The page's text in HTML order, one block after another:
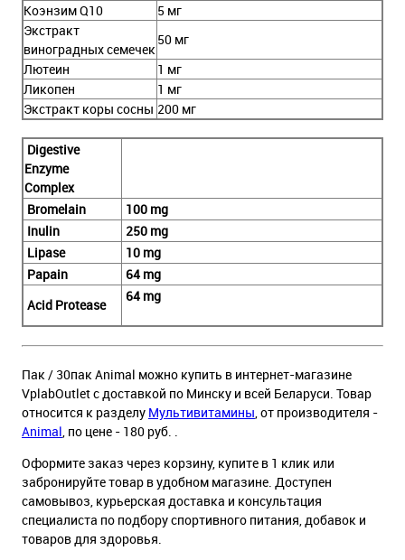
Коэнзим Q10
5 мг
Экстракт
виноградных семечек
50 мг
Лютеин
1 мг
Ликопен
1 мг
Экстракт коры сосны 200 мг
Digestive
Enzyme
Complex
Bromelain
100 mg
Inulin
250 mg
Lipase
10 mg
Papain
64 mg
Acid Protease
64 mg
Пак / 30пак Animal можно купить в интернет-магазине
VplabOutlet с доставкой по Минску и всей Беларуси. Товар
относится к разделу Мультивитамины , от производителя -
Animal , по цене - 180 руб. .
Оформите заказ через корзину, купите в 1 клик или
забронируйте товар в удобном магазине. Доступен
самовывоз, курьерская доставка и консультация
специалиста по подбору спортивного питания, добавок и
товаров для здоровья.